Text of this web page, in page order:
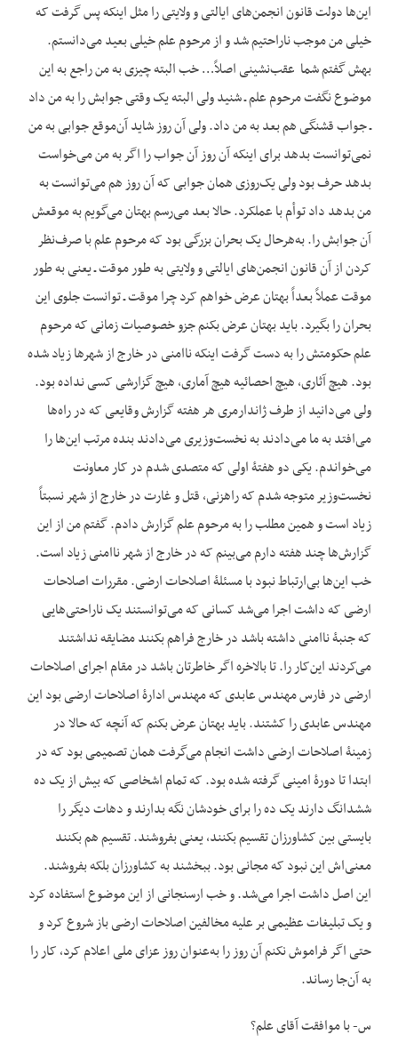
این‌ها دولت قانون انجمن‌های ایالتی و ولایتی را مثل این‏که پس گرفت که
خیلی من موجب ناراحتیم شد و از مرحوم علم خیلی بعید می‌دانستم.
بهش گفتم شما عقب‌نشینی اصلاً… خب البته چیزی به من راجع به این
موضوع نگفت مرحوم علم ـ شنید ولی البته یک وقتی جوابش را به من داد
ـ جواب قشنگی هم بعد به من داد. ولی آن روز شاید آن‌موقع جوابی به من
نمی‌توانست بدهد برای این‏که آن روز آن جواب را اگر به من می‌خواست
بدهد حرف بود ولی یک‌روزی همان جوابی که آن روز هم می‌توانست به
من بدهد داد توأم با عملکرد. حالا بعد می‌رسم بهتان می‌گویم به موقعش
آن جوابش را. به‌هرحال یک بحران بزرگی بود که مرحوم علم با صرف‌نظر
کردن از آن قانون انجمن‌های ایالتی و ولایتی به طور موقت ـ یعنی به طور
موقت عملاً بعداً بهتان عرض خواهم کرد چرا موقت ـ توانست جلوی این
بحران را بگیرد. باید بهتان عرض بکنم جزو خصوصیات زمانی که مرحوم
علم حکومتش را به دست گرفت این‏که ناامنی در خارج از شهرها زیاد شده
بود. هیچ آثاری، هیچ احصائیه هیچ آماری، هیچ گزارشی کسی نداده بود.
ولی می‌دانید از طرف ژاندارمری هر هفته گزارش وقایعی که در راه‌ها
می‌افتد به ما می‌دادند به نخست‌وزیری می‌دادند بنده مرتب این‌ها را
می‌خواندم. یکی دو هفتۀ اولی که متصدی شدم در کار معاونت
نخست‌وزیر متوجه شدم که راهزنی، قتل و غارت در خارج از شهر نسبتاً
زیاد است و همین مطلب را به مرحوم علم گزارش دادم. گفتم من از این
گزارش‌ها چند هفته دارم می‌بینم که در خارج از شهر ناامنی زیاد است.
خب این‌ها بی‌ارتباط نبود با مسئلۀ اصلاحات ارضی. مقررات اصلاحات
ارضی که داشت اجرا می‌شد کسانی که می‌توانستند یک ناراحتی‌هایی
که جنبۀ ناامنی داشته باشد در خارج فراهم بکنند مضایقه نداشتند
می‌کردند این‌کار را. تا بالاخره اگر خاطرتان باشد در مقام اجرای اصلاحات
ارضی در فارس مهندس عابدی که مهندس ادارۀ اصلاحات ارضی بود این
مهندس عابدی را کشتند. باید بهتان عرض بکنم که آنچه که حالا در
زمینۀ اصلاحات ارضی داشت انجام می‌گرفت همان تصمیمی بود که در
ابتدا تا دورۀ امینی گرفته شده بود. که تمام اشخاصی که بیش از یک ده
ششدانگ دارند یک ده را برای خودشان نگه بدارند و دهات دیگر را
بایستی بین کشاورزان تقسیم بکنند، یعنی بفروشند. تقسیم هم بکنند
معنی‌اش این نبود که مجانی بود. ببخشند به کشاورزان بلکه بفروشند.
این اصل داشت اجرا می‌شد. و خب ارسنجانی از این موضوع استفاده کرد
و یک تبلیغات عظیمی بر علیه مخالفین اصلاحات ارضی باز شروع کرد و
حتی اگر فراموش نکنم آن روز را به‌عنوان روز عزای ملی اعلام کرد، کار را
به آن‌جا رساند.
س- با موافقت آقای علم؟